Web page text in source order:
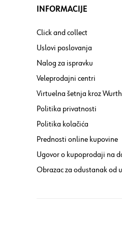
INFORMACIJE
Click and collect
Uslovi poslovanja
Nalog za ispravku
Veleprodajni centri
Virtuelna šetnja kroz
Politika privatnosti
Politika kolačića
Prednosti online kupovine
Ugovor o kupoprodaji na
Obrazac za odustanak od